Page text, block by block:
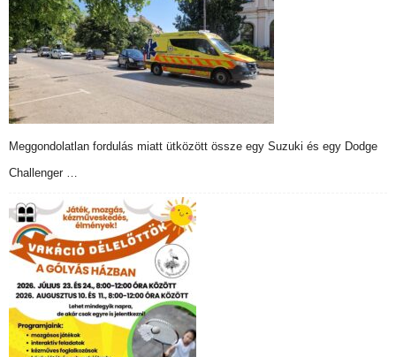
Meggondolatlan fordulás miatt ütközött össze egy Suzuki és egy Dodge
Challenger …